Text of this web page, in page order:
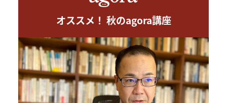
オススメ！ 秋のagora講座